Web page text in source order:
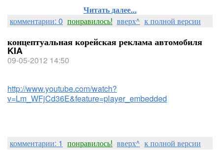
Читать далее...
комментарии: 0 понравилось! вверх^ к полной версии
концептуальная корейская реклама автомобиля
KIA
09-05-2012 14:50
http://www.youtube.com/watch?
v=Lm_WFjCd36E&feature=player_embedded
комментарии: 1 понравилось! вверх^ к полной версии